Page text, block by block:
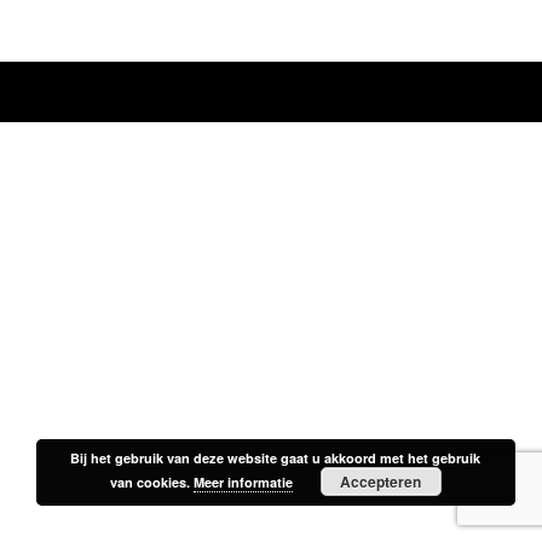
Bij het gebruik van deze website gaat u akkoord met het gebruik
van cookies. Meer informatie Accepteren
Bij het gebruik van deze website gaat u akkoord met het gebruik
van cookies. Meer informatie Accepteren